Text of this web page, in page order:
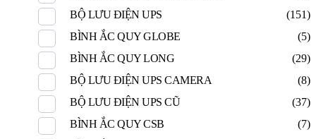
BỘ LƯU ĐIỆN UPS
(151)
BÌNH ẮC QUY GLOBE
(5)
BÌNH ẮC QUY LONG
(29)
BỘ LƯU ĐIỆN UPS CAMERA
(8)
BỘ LƯU ĐIỆN UPS CŨ
(37)
BÌNH ẮC QUY CSB
(7)